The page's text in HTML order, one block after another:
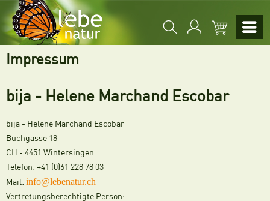
Impressum
bija - Helene Marchand Escobar
bija - Helene Marchand Escobar
Buchgasse 18
CH - 4451 Wintersingen
Telefon: +41 (0)61 228 78 03
Mail: info@lebenatur.ch
Vertretungsberechtigte Person: